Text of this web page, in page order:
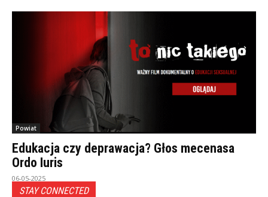
Powiat
Edukacja czy deprawacja? Głos mecenasa
Ordo Iuris
06-05-2025
STAY CONNECTED